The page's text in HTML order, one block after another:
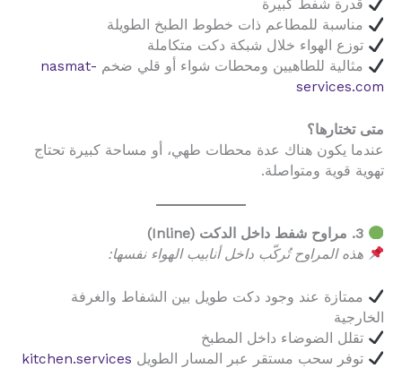
قدرة شفط كبيرة
مناسبة للمطاعم ذات خطوط الطبخ الطويلة
توزع الهواء خلال شبكة دكت متكاملة
مثالية للطاهيين ومحطات شواء أو قلي ضخم nasmat-
services.com
متى تختارها؟
عندما يكون هناك عدة محطات طهي، أو مساحة كبيرة تحتاج
تهوية قوية ومتواصلة.
3. مراوح شفط داخل الدكت (Inline)
هذه المراوح تُركّب داخل أنابيب الهواء نفسها:
ممتازة عند وجود دكت طويل بين الشفاط والغرفة
الخارجية
تقلل الضوضاء داخل المطبخ
توفر سحب مستقر عبر المسار الطويل kitchen.services